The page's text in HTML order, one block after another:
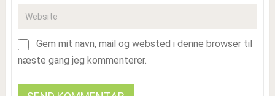
Gem mit navn, mail og websted i denne browser til
næste gang jeg kommenterer.